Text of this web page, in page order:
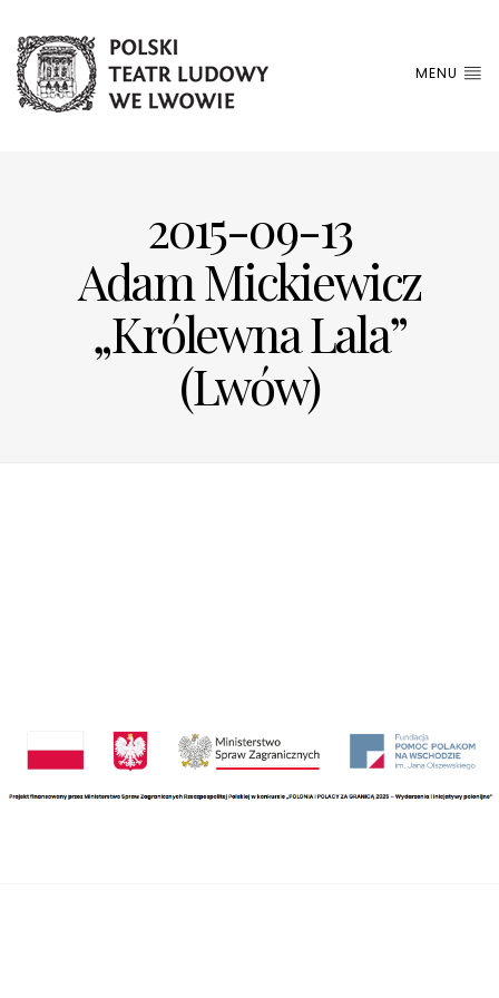
MENU
2015-09-13
Adam Mickiewicz
„Królewna Lala”
(Lwów)